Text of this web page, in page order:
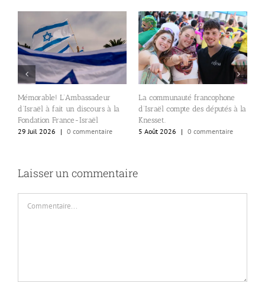
Mémorable! L’Ambassadeur
d’Israël à fait un discours à la
Fondation France-Israël
29 Juil 2026
| 0 commentaire
La communauté francophone
d’Israël compte des députés à la
Knesset.
5 Août 2026
| 0 commentaire
Laisser un commentaire